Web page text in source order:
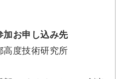
加お申し込み先
高度技術研究所